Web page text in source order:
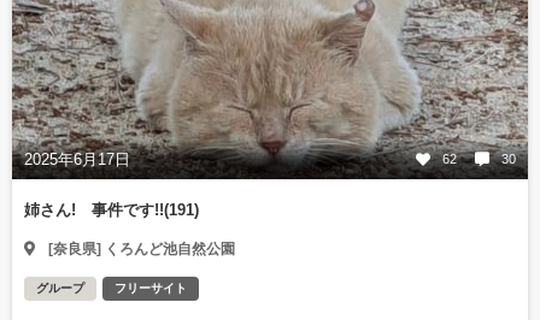
2025年6月17日 62 30
姉さん! 事件です!!(191)
[奈良県] くろんど池自然公園
グループ フリーサイト